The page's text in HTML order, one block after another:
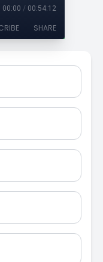
00:00 / 00:54:12
SHARE